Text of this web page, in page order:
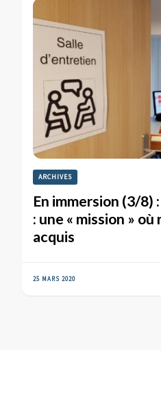
ARCHIVES
En immersion (3/8)
: une « mission » où
acquis
25 MARS 2020